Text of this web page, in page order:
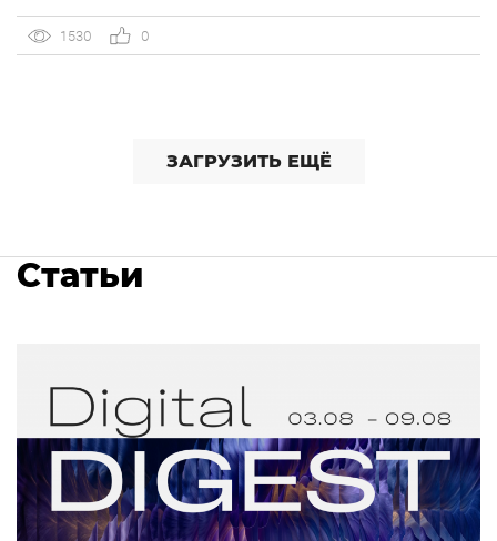
form и некоторыми параметрами формы:
идентификатора (id), имени (name) или пути к […]
1530 0
ЗАГРУЗИТЬ ЕЩЁ
Статьи